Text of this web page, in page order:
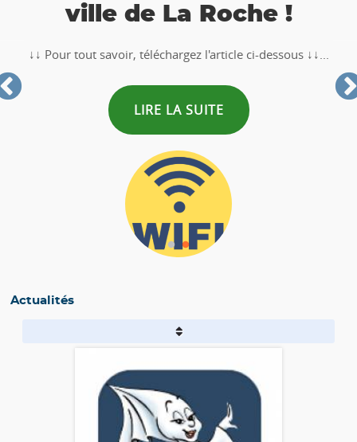
de La Roche !
savoir, téléchargez l'article ci-dessous ↓↓...
LIRE LA SUITE
🥾🚶‍♂️‍➡️ ‼
Actualités